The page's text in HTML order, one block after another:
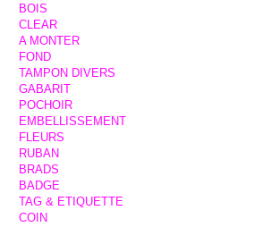
BOIS
CLEAR
A MONTER
FOND
TAMPON DIVERS
GABARIT
POCHOIR
EMBELLISSEMENT
FLEURS
RUBAN
BRADS
BADGE
TAG & ETIQUETTE
COIN